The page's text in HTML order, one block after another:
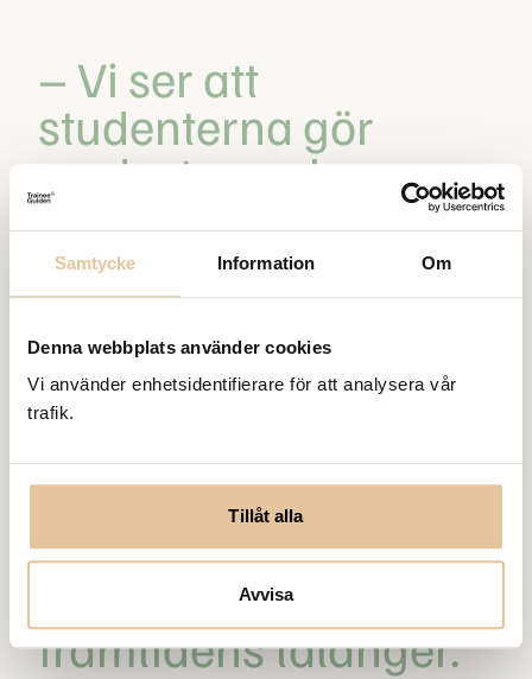
Samtycke Information Om
Denna webbplats använder cookies
Vi använder enhetsidentifierare för att analysera vår
trafik.
Tillåt alla
Avvisa
– Vi ser att
studenterna gör
medvetna och
genomtänkta val.
Arbetsgivare som kan
kombinera
konkurrenskraftig lön
med
utvecklingsmöjligheter
och meningsfulla
uppdrag står starka i
konkurrensen om
framtidens talanger.